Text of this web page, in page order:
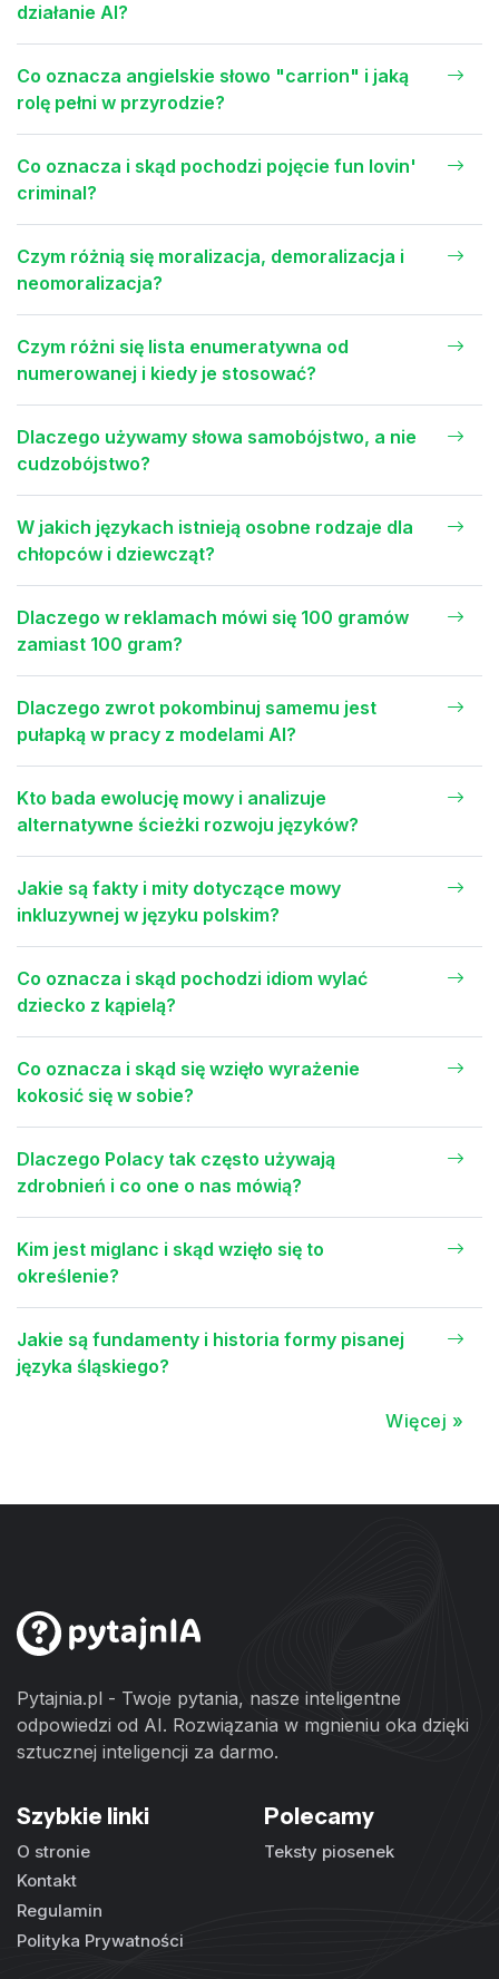
działanie AI?
Co oznacza angielskie słowo "carrion" i jaką
rolę pełni w przyrodzie?
Co oznacza i skąd pochodzi pojęcie fun lovin'
criminal?
Czym różnią się moralizacja, demoralizacja i
neomoralizacja?
Czym różni się lista enumeratywna od
numerowanej i kiedy je stosować?
Dlaczego używamy słowa samobójstwo, a nie
cudzobójstwo?
W jakich językach istnieją osobne rodzaje dla
chłopców i dziewcząt?
Dlaczego w reklamach mówi się 100 gramów
zamiast 100 gram?
Dlaczego zwrot pokombinuj samemu jest
pułapką w pracy z modelami AI?
Kto bada ewolucję mowy i analizuje
alternatywne ścieżki rozwoju języków?
Jakie są fakty i mity dotyczące mowy
inkluzywnej w języku polskim?
Co oznacza i skąd pochodzi idiom wylać
dziecko z kąpielą?
Co oznacza i skąd się wzięło wyrażenie
kokosić się w sobie?
Dlaczego Polacy tak często używają
zdrobnień i co one o nas mówią?
Kim jest miglanc i skąd wzięło się to
określenie?
Jakie są fundamenty i historia formy pisanej
języka śląskiego?
Więcej »
Pytajnia.pl - Twoje pytania, nasze inteligentne
odpowiedzi od AI. Rozwiązania w mgnieniu oka dzięki
sztucznej inteligencji za darmo.
Szybkie linki
O stronie
Kontakt
Regulamin
Polityka Prywatności
Polecamy
Teksty piosenek